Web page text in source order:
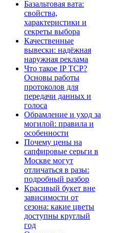
Базальтовая вата:
свойства,
характеристики и
секреты выбора
Качественные
вывески: надёжная
наружная реклама
Что такое IP TCP?
Основы работы
протоколов для
передачи данных и
голоса
Обрамление и уход за
могилой: правила и
особенности
Почему цены на
сапфировые серьги в
Москве могут
отличаться в разы:
подробный разбор
Красивый букет вне
зависимости от
сезона: какие цветы
доступны круглый
год